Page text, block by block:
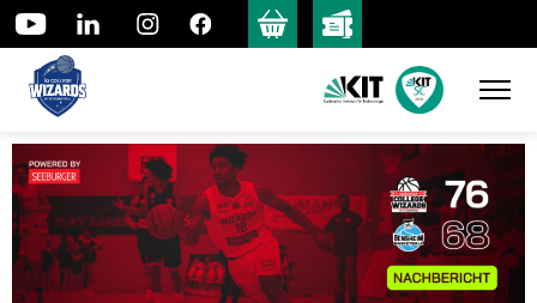
Skip
to
content